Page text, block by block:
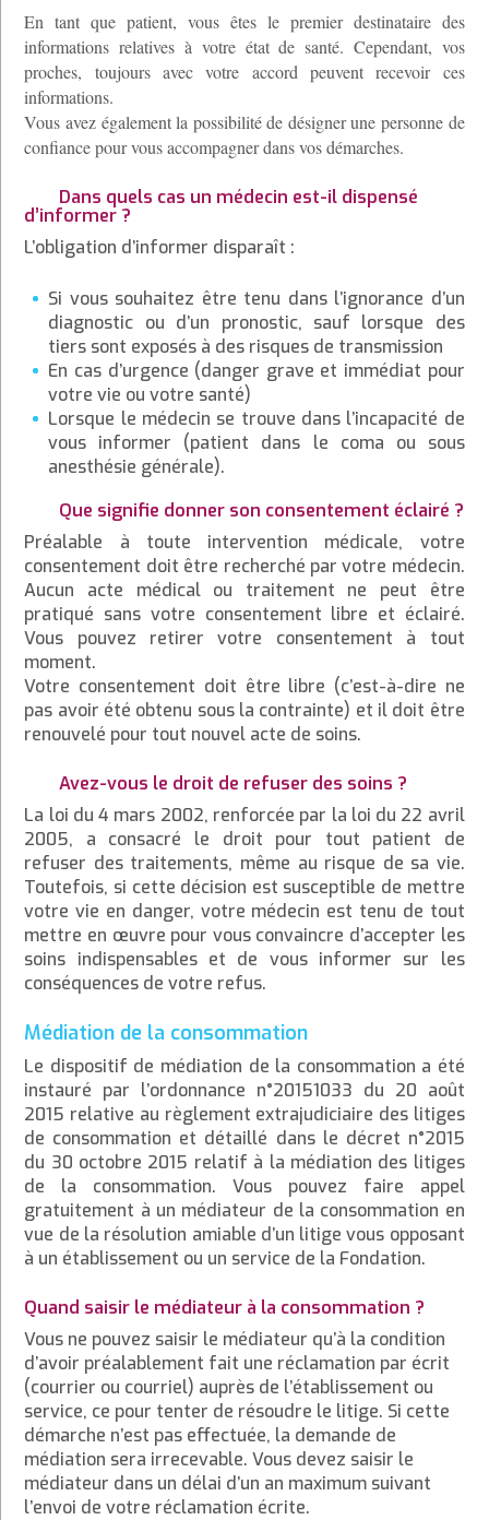
En tant que patient, vous êtes le premier destinataire des
informations relatives à votre état de santé. Cependant, vos
proches, toujours avec votre accord peuvent recevoir ces
informations.
Vous avez également la possibilité de désigner une personne de
confiance pour vous accompagner dans vos démarches.
Dans quels cas un médecin est-il dispensé
d’informer ?
L’obligation d’informer disparaît :
Si vous souhaitez être tenu dans l’ignorance d’un
diagnostic ou d’un pronostic, sauf lorsque des
tiers sont exposés à des risques de transmission
En cas d’urgence (danger grave et immédiat pour
votre vie ou votre santé)
Lorsque le médecin se trouve dans l’incapacité de
vous informer (patient dans le coma ou sous
anesthésie générale).
Que signifie donner son consentement éclairé ?
Préalable à toute intervention médicale, votre
consentement doit être recherché par votre médecin.
Aucun acte médical ou traitement ne peut être
pratiqué sans votre consentement libre et éclairé.
Vous pouvez retirer votre consentement à tout
moment.
Votre consentement doit être libre (c’est-à-dire ne
pas avoir été obtenu sous la contrainte) et il doit être
renouvelé pour tout nouvel acte de soins.
Avez-vous le droit de refuser des soins ?
La loi du 4 mars 2002, renforcée par la loi du 22 avril
2005, a consacré le droit pour tout patient de
refuser des traitements, même au risque de sa vie.
Toutefois, si cette décision est susceptible de mettre
votre vie en danger, votre médecin est tenu de tout
mettre en œuvre pour vous convaincre d’accepter les
soins indispensables et de vous informer sur les
conséquences de votre refus.
Médiation de la consommation
Le dispositif de médiation de la consommation a été
instauré par l’ordonnance n°20151033 du 20 août
2015 relative au règlement extrajudiciaire des litiges
de consommation et détaillé dans le décret n°2015
du 30 octobre 2015 relatif à la médiation des litiges
de la consommation. Vous pouvez faire appel
gratuitement à un médiateur de la consommation en
vue de la résolution amiable d’un litige vous opposant
à un établissement ou un service de la Fondation.
Quand saisir le médiateur à la consommation ?
Vous ne pouvez saisir le médiateur qu’à la condition
d’avoir préalablement fait une réclamation par écrit
(courrier ou courriel) auprès de l’établissement ou
service, ce pour tenter de résoudre le litige. Si cette
démarche n’est pas effectuée, la demande de
médiation sera irrecevable. Vous devez saisir le
médiateur dans un délai d’un an maximum suivant
l’envoi de votre réclamation écrite.